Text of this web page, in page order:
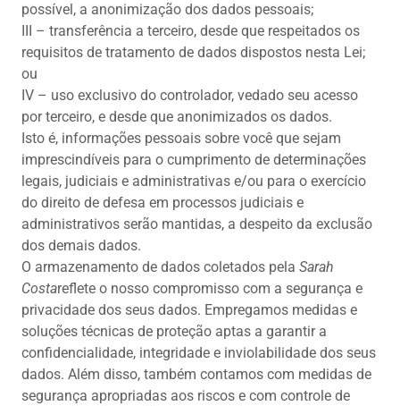
possível, a anonimização dos dados pessoais;
III – transferência a terceiro, desde que respeitados os
requisitos de tratamento de dados dispostos nesta Lei;
ou
IV – uso exclusivo do controlador, vedado seu acesso
por terceiro, e desde que anonimizados os dados.
Isto é, informações pessoais sobre você que sejam
imprescindíveis para o cumprimento de determinações
legais, judiciais e administrativas e/ou para o exercício
do direito de defesa em processos judiciais e
administrativos serão mantidas, a despeito da exclusão
dos demais dados.
O armazenamento de dados coletados pela Sarah
Costareflete o nosso compromisso com a segurança e
privacidade dos seus dados. Empregamos medidas e
soluções técnicas de proteção aptas a garantir a
confidencialidade, integridade e inviolabilidade dos seus
dados. Além disso, também contamos com medidas de
segurança apropriadas aos riscos e com controle de